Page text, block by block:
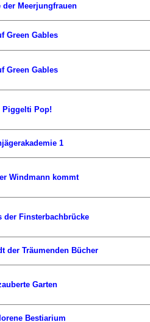
der Meerjungfrauen
Green Gables
Green Gables
Piggelti Pop!
1
Windmann kommt
der Finsterbachbrücke
der Träumenden Bücher
Garten
Bestiarium